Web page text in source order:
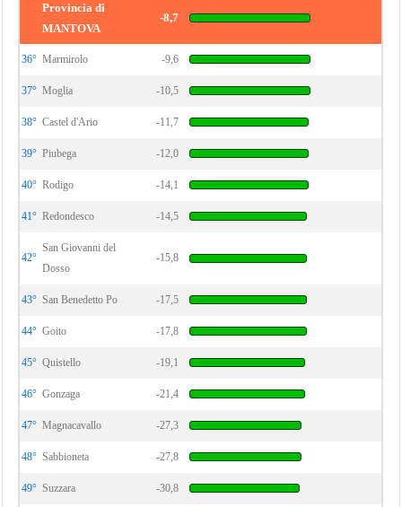
Provincia di
MANTOVA
-8,7
36° Marmirolo -9,6
37° Moglia -10,5
38° Castel d'Ario -11,7
39° Piubega -12,0
40° Rodigo -14,1
41° Redondesco -14,5
42°
San Giovanni del
Dosso
-15,8
43° San Benedetto Po -17,5
44° Goito -17,8
45° Quistello -19,1
46° Gonzaga -21,4
47° Magnacavallo -27,3
48° Sabbioneta -27,8
49° Suzzara -30,8